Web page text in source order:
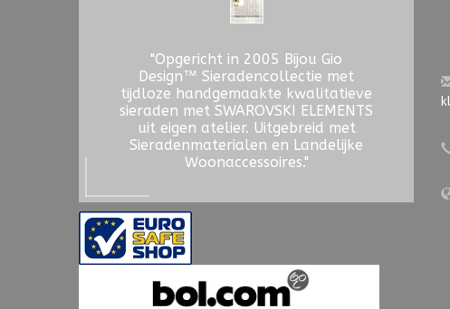
"Opgericht in 2005 Bijou Gio
Design™ Sieradencollectie met
tijdloze handgemaakte kwalitatieve
sieraden met SWAROVSKI ELEMENTS
uit eigen atelier. Uitgebreid met
Sieradenmaterialen en Landelijke
Woonaccessoires."